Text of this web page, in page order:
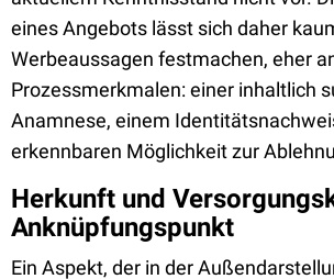
eines Angebots lässt sich daher
Werbeaussagen festmachen, eher
Prozessmerkmalen: einer inhaltlich
Anamnese, einem
erkennbaren Möglichkeit zur
Herkunft und
Anknüpfungspunkt
Ein Aspekt, der in der